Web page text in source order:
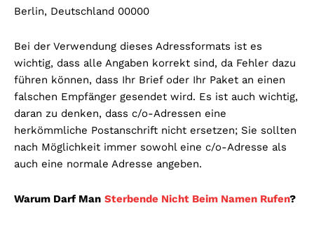
Berlin, Deutschland 00000
Bei der Verwendung dieses Adressformats ist es
wichtig, dass alle Angaben korrekt sind, da Fehler dazu
führen können, dass Ihr Brief oder Ihr Paket an einen
falschen Empfänger gesendet wird. Es ist auch wichtig,
daran zu denken, dass c/o-Adressen eine
herkömmliche Postanschrift nicht ersetzen; Sie sollten
nach Möglichkeit immer sowohl eine c/o-Adresse als
auch eine normale Adresse angeben.
Warum Darf Man Sterbende Nicht Beim Namen Rufen?